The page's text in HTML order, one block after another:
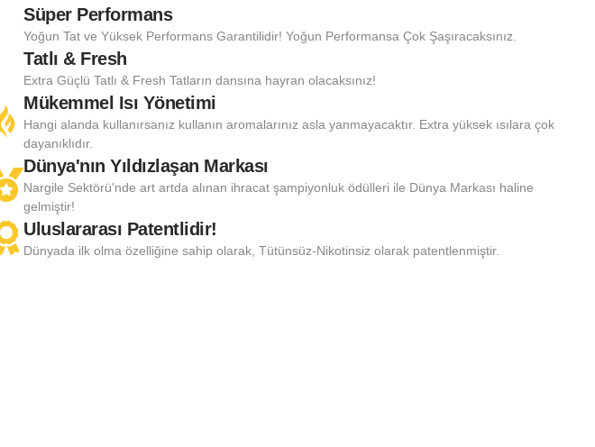
Süper Performans
Yoğun Tat ve Yüksek Performans Garantilidir! Yoğun Performansa Çok Şaşıracaksınız.
Tatlı & Fresh
Extra Güçlü Tatlı & Fresh Tatların dansına hayran olacaksınız!
Mükemmel Isı Yönetimi
Hangi alanda kullanırsanız kullanın aromalarınız asla yanmayacaktır. Extra yüksek ısılara çok
dayanıklıdır.
Dünya'nın Yıldızlaşan Markası
Nargile Sektörü'nde art artda alınan ihracat şampiyonluk ödülleri ile Dünya Markası haline
gelmiştir!
Uluslararası Patentlidir!
Dünyada ilk olma özelliğine sahip olarak, Tütünsüz-Nikotinsiz olarak patentlenmiştir.